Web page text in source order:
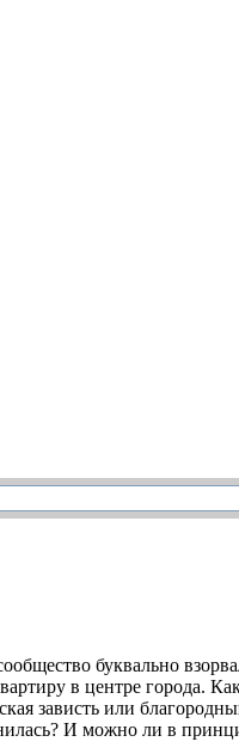
буквально
в центре города.
зависть или
И можно ли в